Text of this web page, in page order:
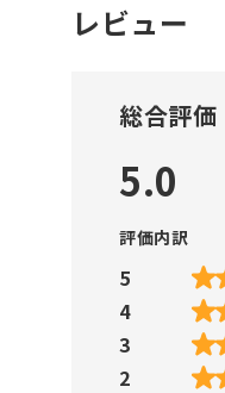
レビュー
総合評価
5.0
評価内訳
5
4
3
2